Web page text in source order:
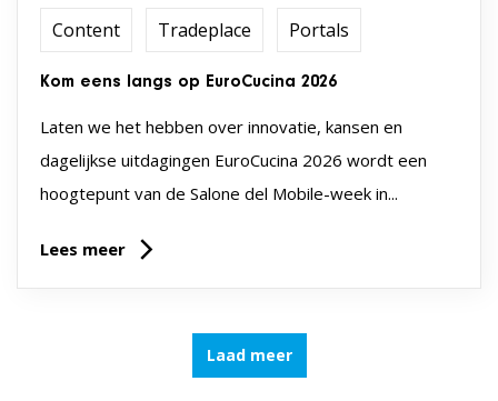
Content Tradeplace Portals
Kom eens langs op EuroCucina 2026
Laten we het hebben over innovatie, kansen en
dagelijkse uitdagingen EuroCucina 2026 wordt een
hoogtepunt van de Salone del Mobile-week in...
Lees meer
Laad meer